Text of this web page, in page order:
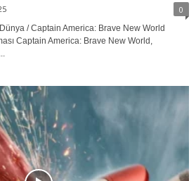
0
/ Captain America: Brave New World
Captain America: Brave New World,